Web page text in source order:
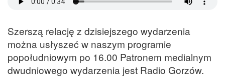
Szerszą relację z dzisiejszego wydarzenia
można usłyszeć w naszym programie
popołudniowym po 16.00 Patronem medialnym
dwudniowego wydarzenia jest Radio Gorzów.